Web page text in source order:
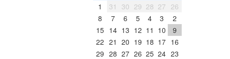
26
27
28
29
30
31
1
2
3
4
5
6
7
8
9
10
11
12
13
14
15
16
17
18
19
20
21
22
23
24
25
26
27
28
29